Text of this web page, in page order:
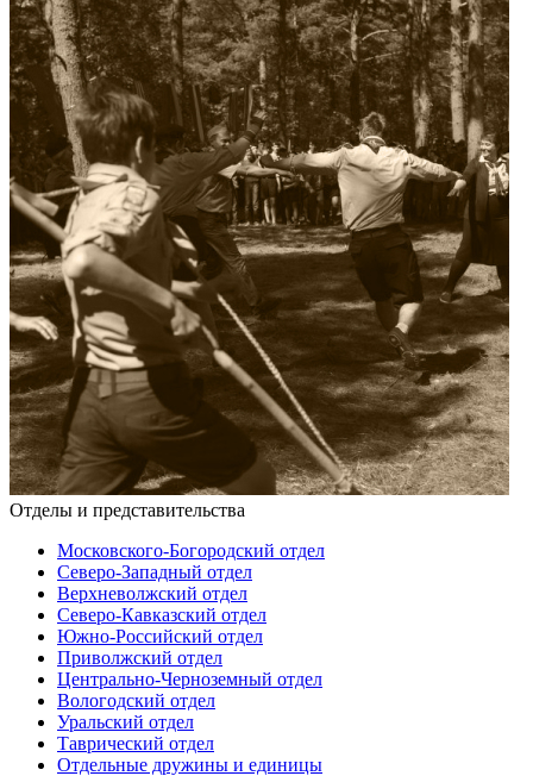
Отделы и представительства
Московского-Богородский отдел
Северо-Западный отдел
Верхневолжский отдел
Северо-Кавказский отдел
Южно-Российский отдел
Приволжский отдел
Центрально-Черноземный отдел
Вологодский отдел
Уральский отдел
Таврический отдел
Отдельные дружины и единицы